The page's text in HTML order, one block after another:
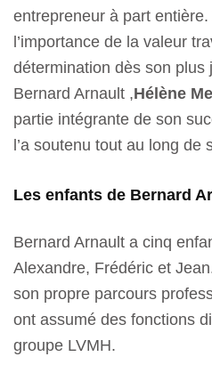
entrepreneur à part
l’importance de la valeur
détermination dès son plus
Bernard Arnault ,Hélène
partie intégrante de son
l’a soutenu tout au long de
Les enfants de Bernard
Bernard Arnault a cinq
Alexandre, Frédéric et
son propre parcours
ont assumé des fonctions
groupe LVMH.